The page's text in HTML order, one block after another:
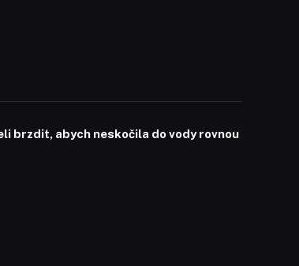
brzdit, abych neskočila do vody rovnou